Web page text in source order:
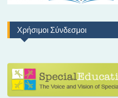
Χρήσιμοι Σύνδεσμοι